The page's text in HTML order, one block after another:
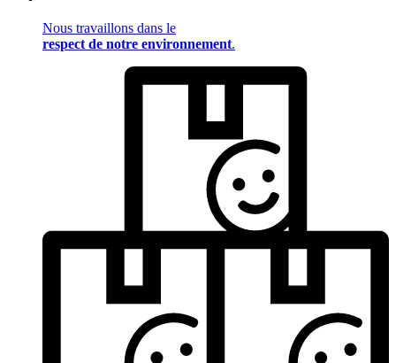
Nous travaillons dans le
respect de notre environnement.